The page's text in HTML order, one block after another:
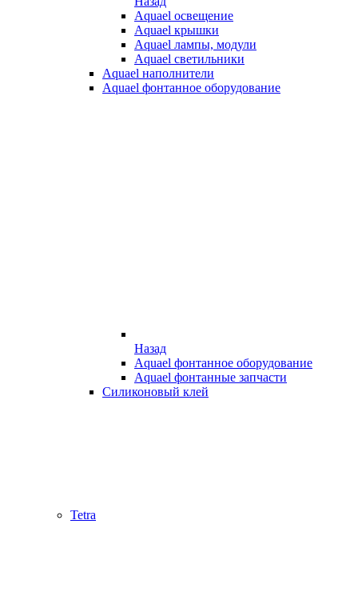
Aquael освещение
Aquael крышки
Aquael лампы, модули
Aquael светильники
Aquael наполнители
Aquael фонтанное оборудование
Назад
Aquael фонтанное оборудование
Aquael фонтанные запчасти
Силиконовый клей
Tetra